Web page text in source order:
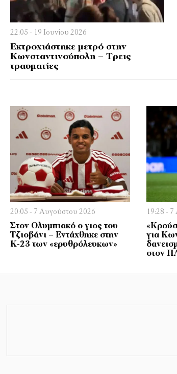
22:05 - 19 Ιουνίου 2026
Εκτροχιάστηκε μετρό στην
Κωνσταντινούπολη – Τρεις
τραυματίες
20:05 - 7 Αυγούστου 2026
Στον Ολυμπιακό ο γιος του
Τζιοβάνι – Εντάχθηκε στην
Κ-23 των «ερυθρόλευκων»
19:28 -
για
στον